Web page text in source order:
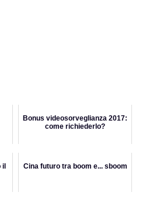
Bonus videosorveglianza 2017:
come richiederlo?
Cina futuro tra boom e... sboom